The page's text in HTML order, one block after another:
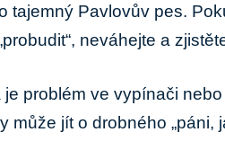
tajemný Pavlovův pes.
neváhejte a
problém ve vypínači
může jít o drobného „páni,